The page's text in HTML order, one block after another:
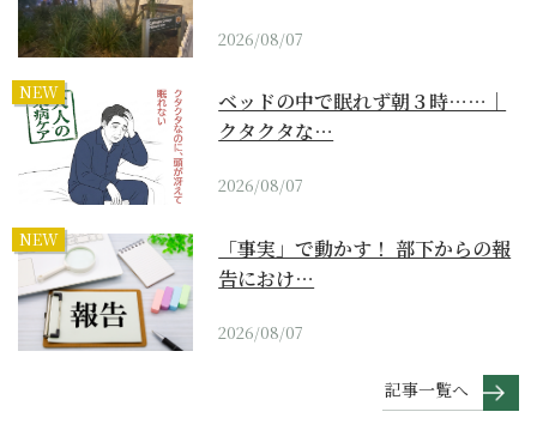
2026/08/07
NEW
ベッドの中で眠れず朝３時……｜
クタクタな…
2026/08/07
NEW
「事実」で動かす！ 部下からの報
告におけ…
2026/08/07
記事一覧へ